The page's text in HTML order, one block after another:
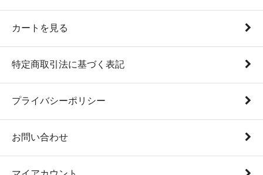
カートを見る
特定商取引法に基づく表記
プライバシーポリシー
お問い合わせ